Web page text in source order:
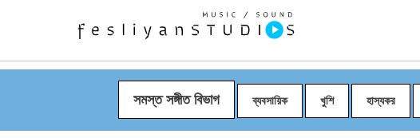
সমস্ত সঙ্গীত বিভাগ ব্যবসায়িক খুশি হাস্যকর